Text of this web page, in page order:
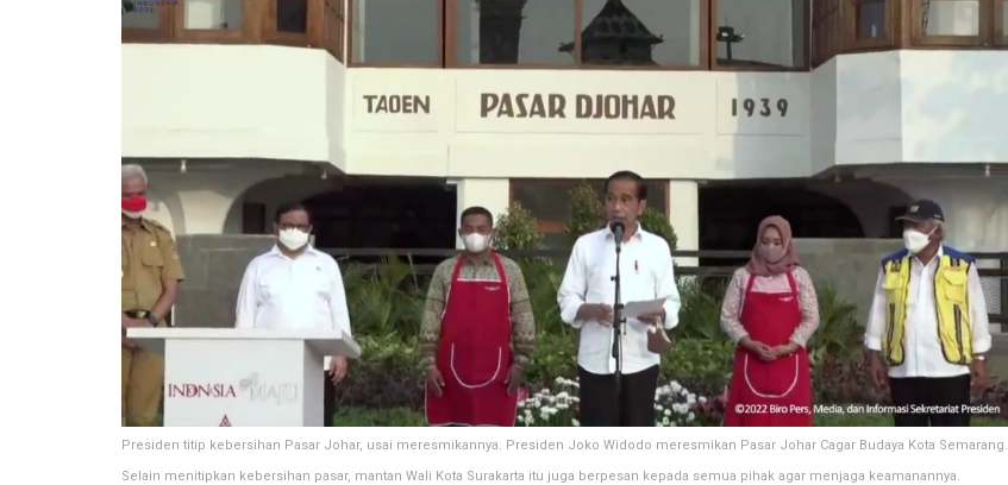
Presiden titip kebersihan Pasar Johar, usai meresmikannya. Presiden Joko Widodo meresmikan Pasar Johar Cagar Budaya Kota Semarang.
Selain menitipkan kebersihan pasar, mantan Wali Kota Surakarta itu juga berpesan kepada semua pihak agar menjaga keamanannya.